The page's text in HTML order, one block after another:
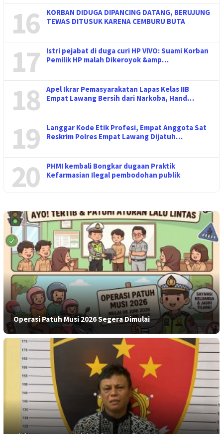
16
KORBAN DIDUGA DIPANCING DATANG, BERUJUNG
TEWAS DITUSUK KARENA CEMBURU BUTA
17
Istri pejabat di duga curi HP VIVO: Suami Korban
Pemilik HP malah Dikeroyok &amp…
18
Apel Ikrar Pemasyarakatan Lapas Kelas IIB
Empat Lawang Bersih dari Narkoba, Hand…
19
Langgar Kode Etik Profesi, Empat Anggota Sat
Reskrim Polres Empat Lawang Dijatuh…
20
PHMI kembali Bongkar dugaan Praktik
Kefarmasian Ilegal pembodohan publik
Operasi Patuh Musi 2026 Segera Dimulai